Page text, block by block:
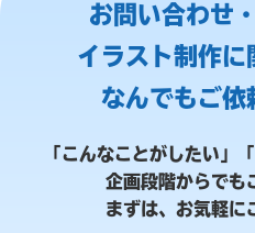
お問い合わせ
イラスト制作に
なんでもご依
「こんなことがしたい」
企画段階からでも
まずは、お気軽に